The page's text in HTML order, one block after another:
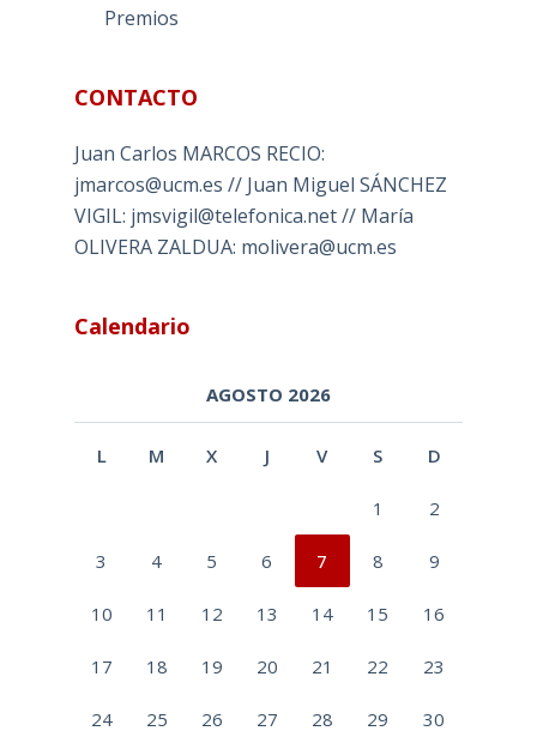
Premios
CONTACTO
Juan Carlos MARCOS RECIO:
jmarcos@ucm.es // Juan Miguel SÁNCHEZ
VIGIL: jmsvigil@telefonica.net // María
OLIVERA ZALDUA: molivera@ucm.es
Calendario
AGOSTO 2026
L M X J V S D
1 2
3 4 5 6 7 8 9
10 11 12 13 14 15 16
17 18 19 20 21 22 23
24 25 26 27 28 29 30